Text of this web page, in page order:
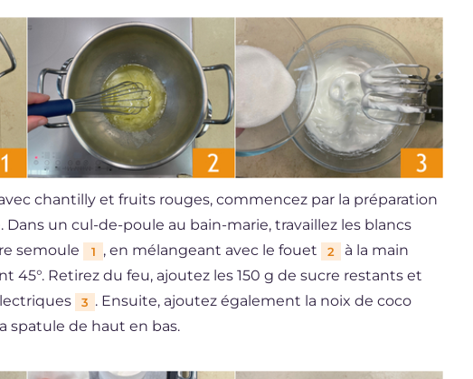
chantilly et fruits rouges, commencez par la préparation
un cul-de-poule au bain-marie, travaillez les blancs
semoule
1 , en mélangeant avec le fouet 2
à la main
45°. Retirez du feu, ajoutez les 150 g de sucre restants et
3 . Ensuite, ajoutez également la noix de coco
spatule de haut en bas.